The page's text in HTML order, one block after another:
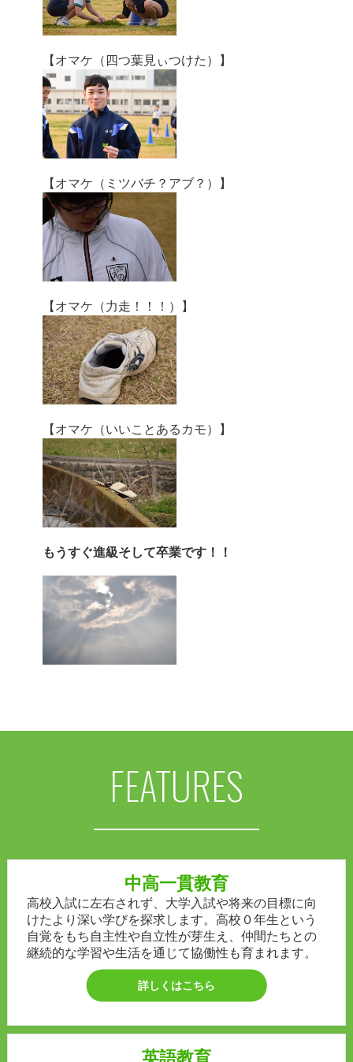
【オマケ（四つ葉見ぃつけた）】
【オマケ（ミツバチ？アブ？）】
【オマケ（力走！！！）】
【オマケ（いいことあるカモ）】
もうすぐ進級そして卒業です！！
FEATURES
中高一貫教育
高校入試に左右されず、大学入試や将来の目標に向
けたより深い学びを探求します。高校０年生という
自覚をもち自主性や自立性が芽生え、仲間たちとの
継続的な学習や生活を通じて協働性も育まれます。
詳しくはこちら
英語教育